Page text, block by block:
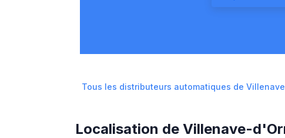
Tous les distributeurs automatiques de
Localisation de Villenave-